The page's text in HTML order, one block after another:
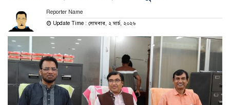
Reporter Name
Update Time : সোমবার, ২ মার্চ, ২০২৬